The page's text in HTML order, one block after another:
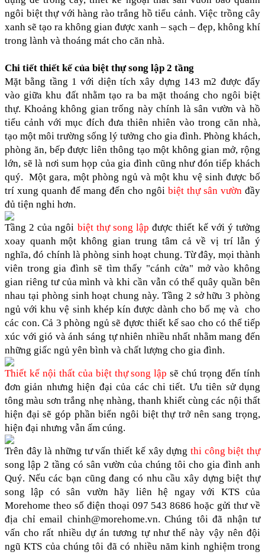
ngôi biệt thự với hàng rào trắng hồ tiểu cảnh. Việc trồng cây
xanh sẽ tạo ra không gian được xanh – sạch – đẹp, không khí
trong lành và thoáng mát cho căn nhà.
Chi tiết thiết kế của biệt thự song lập 2 tầng
Mặt bằng tầng 1 với diện tích xây dựng 143 m2 được đẩy
vào giữa khu đất nhằm tạo ra ba mặt thoáng cho ngôi biệt
thự. Khoảng không gian trống này chính là sân vườn và hồ
tiểu cảnh với mục đích đưa thiên nhiên vào trong căn nhà,
tạo một môi trường sống lý tưởng cho gia đình. Phòng khách,
phòng ăn, bếp được liên thông tạo một không gian mở, rộng
lớn, sẽ là nơi sum họp của gia đình cũng như đón tiếp khách
quý.  Một gara, một phòng ngủ và một khu vệ sinh được bố
trí xung quanh để mang đến cho ngôi biệt thự sân vườn đầy
đủ tiện nghi hơn.
Tầng 2 của ngôi biệt thự song lập được thiết kế với ý tưởng
xoay quanh một không gian trung tâm cả về vị trí lẫn ý
nghĩa, đó chính là phòng sinh hoạt chung. Từ đây, mọi thành
viên trong gia đình sẽ tìm thấy "cánh cửa" mở vào không
gian riêng tư của mình và khi cần vẫn có thể quây quần bên
nhau tại phòng sinh hoạt chung này. Tầng 2 sở hữu 3 phòng
ngủ với khu vệ sinh khép kín được dành cho bố mẹ và  cho
các con. Cả 3 phòng ngủ sẽ đựơc thiết kế sao cho có thể tiếp
xúc với gió và ánh sáng tự nhiên nhiều nhất nhằm mang đến
những giấc ngủ yên bình và chất lượng cho gia đình.
Thiết kế nội thất của biệt thự song lập sẽ chú trọng đến tính
đơn giản nhưng hiện đại của các chi tiết. Ưu tiên sử dụng
tông màu sơn trắng nhẹ nhàng, thanh khiết cùng các nội thất
hiện đại sẽ góp phần biển ngôi biệt thự trở nên sang trọng,
hiện đại nhưng vẫn ấm cúng.
Trên đây là những tư vấn thiết kế xây dựng thi công biệt thự
song lập 2 tầng có sân vườn của chúng tôi cho gia đình anh
Quý. Nếu các bạn cũng đang có nhu cầu xây dựng biệt thự
song lập có sân vườn hãy liên hệ ngay với KTS của
Morehome theo số điện thoại 097 543 8686 hoặc gửi thư về
địa chỉ email chinh@morehome.vn. Chúng tôi đã nhận tư
vấn cho rất nhiều dự án tương tự như thế này vậy nên đội
ngũ KTS của chúng tôi đã có nhiều năm kinh nghiệm trong